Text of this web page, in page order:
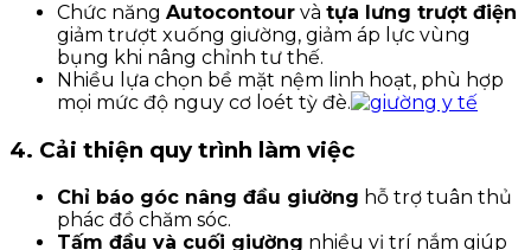
Chức năng Autocontour và tựa lưng trượt điện
giảm trượt xuống giường, giảm áp lực vùng
bụng khi nâng chỉnh tư thế.
Nhiều lựa chọn bề mặt nệm linh hoạt, phù hợp
mọi mức độ nguy cơ loét tỳ đè.
4. Cải thiện quy trình làm việc
Chỉ báo góc nâng đầu giường hỗ trợ tuân thủ
phác đồ chăm sóc.
Tấm đầu và cuối giường nhiều vị trí nắm giúp